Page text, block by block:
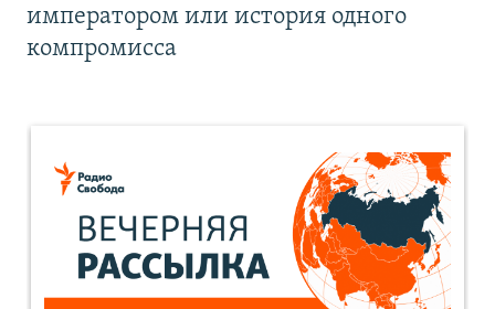
императором или история одного
компромисса